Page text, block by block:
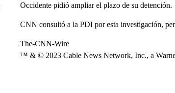
Occidente pidió ampliar el plazo de su detención.
CNN consultó a la PDI por esta investigación,
The-CNN-Wire
™ & © 2023 Cable News Network, Inc., a